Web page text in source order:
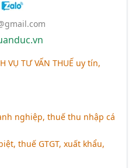
VỤ TƯ VẤN THUẾ uy tín,
nghiệp, thuế thu nhập cá
thuế GTGT, xuất khẩu,